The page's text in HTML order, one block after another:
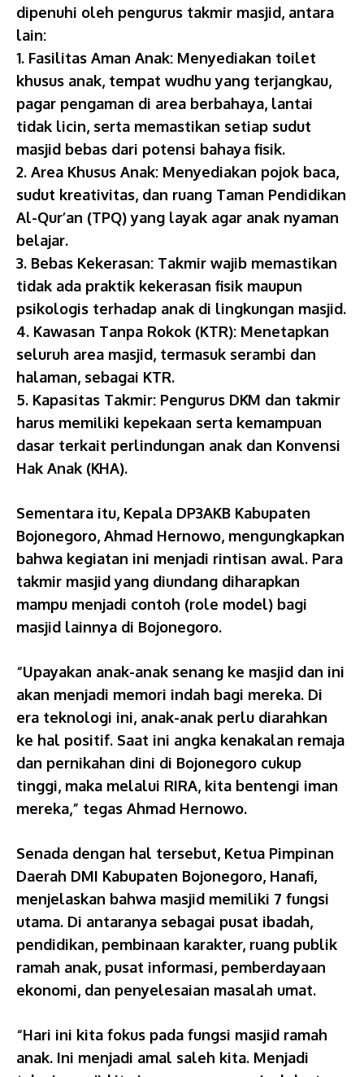
dipenuhi oleh pengurus takmir masjid, antara
lain:
1. Fasilitas Aman Anak: Menyediakan toilet
khusus anak, tempat wudhu yang terjangkau,
pagar pengaman di area berbahaya, lantai
tidak licin, serta memastikan setiap sudut
masjid bebas dari potensi bahaya fisik.
2. Area Khusus Anak: Menyediakan pojok baca,
sudut kreativitas, dan ruang Taman Pendidikan
Al-Qur’an (TPQ) yang layak agar anak nyaman
belajar.
3. Bebas Kekerasan: Takmir wajib memastikan
tidak ada praktik kekerasan fisik maupun
psikologis terhadap anak di lingkungan masjid.
4. Kawasan Tanpa Rokok (KTR): Menetapkan
seluruh area masjid, termasuk serambi dan
halaman, sebagai KTR.
5. Kapasitas Takmir: Pengurus DKM dan takmir
harus memiliki kepekaan serta kemampuan
dasar terkait perlindungan anak dan Konvensi
Hak Anak (KHA).
Sementara itu, Kepala DP3AKB Kabupaten
Bojonegoro, Ahmad Hernowo, mengungkapkan
bahwa kegiatan ini menjadi rintisan awal. Para
takmir masjid yang diundang diharapkan
mampu menjadi contoh (role model) bagi
masjid lainnya di Bojonegoro.
“Upayakan anak-anak senang ke masjid dan ini
akan menjadi memori indah bagi mereka. Di
era teknologi ini, anak-anak perlu diarahkan
ke hal positif. Saat ini angka kenakalan remaja
dan pernikahan dini di Bojonegoro cukup
tinggi, maka melalui RIRA, kita bentengi iman
mereka,” tegas Ahmad Hernowo.
Senada dengan hal tersebut, Ketua Pimpinan
Daerah DMI Kabupaten Bojonegoro, Hanafi,
menjelaskan bahwa masjid memiliki 7 fungsi
utama. Di antaranya sebagai pusat ibadah,
pendidikan, pembinaan karakter, ruang publik
ramah anak, pusat informasi, pemberdayaan
ekonomi, dan penyelesaian masalah umat.
“Hari ini kita fokus pada fungsi masjid ramah
anak. Ini menjadi amal saleh kita. Menjadi